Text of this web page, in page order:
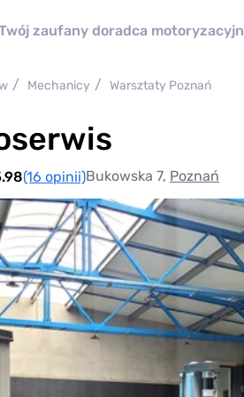
zaufany doradca
Mechanicy Warsztaty Poznań
(16 opinii)Bukowska 7, Poznań